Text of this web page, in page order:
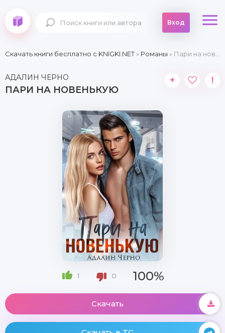
Вход
Скачать книги бесплатно c KNIGKI.NET» Романы » Пари на новенькую
АДАЛИН ЧЕРНО
ПАРИ НА НОВЕНЬКУЮ
+ !
1 0 100%
Скачать